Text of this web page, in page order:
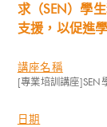
求（SEN）學
支援，以促進
講座名稱
[專業培訓講座]SEN
日期